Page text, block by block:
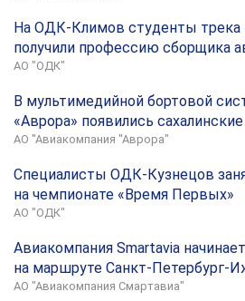
На ОДК-Климов студенты трека
получили профессию сборщика
АО "ОДК"
В мультимедийной бортовой
«Аврора» появились
АО "Авиакомпания "Аврора"
Специалисты ОДК-Кузнецов
на чемпионате «Время Первых»
АО "ОДК"
Авиакомпания Smartavia
на маршруте Санкт-Петербург-
АО "Авиакомпания Смартавиа"